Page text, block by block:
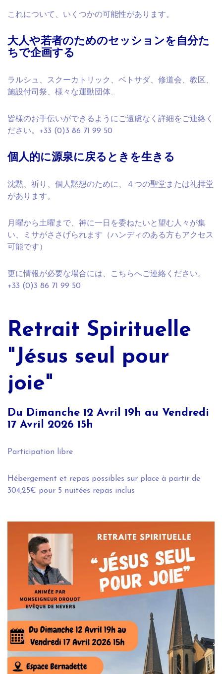
これについて、いくつかの可能性があります。
大人や若者のためのセッションを自分た
ちで企画する
ラルシュ、スクーカトリック、ベトサダ、修道会、教区、
施設付司祭、様々な運動団体…
皆様のお手伝いができるようにご遠慮なく詳細をご連絡く
ださい。+33 (0)3 86 71 99 50
個人的に源泉に戻るときを生きる
沈黙、祈り、個人黙想のために、４つの聖堂または礼拝堂
があります。
月曜から土曜まで、神に一日を委ねたいと望む人々が集
い、ミサがささげられます（ハンディのある方もアクセス
可能です）
更に情報が必要な場合には、こちらへご連絡ください。
+33 (0)3 86 71 99 50
Retrait Spirituelle
"Jésus seul pour
joie"
Du Dimanche 12 Avril 19h au Vendredi
17 Avril 2026 15h
Participation libre
Hébergement et repas possibles sur place à partir de
304,25€ pour 5 nuitées repas inclus